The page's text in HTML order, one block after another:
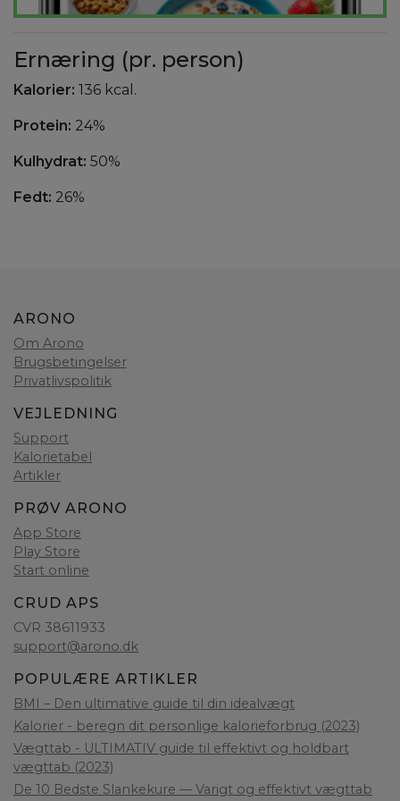
Ernæring (pr. person)
Kalorier: 136 kcal.
Protein: 24%
Kulhydrat: 50%
Fedt: 26%
ARONO
Om Arono
Brugsbetingelser
Privatlivspolitik
VEJLEDNING
Support
Kalorietabel
Artikler
PRØV ARONO
App Store
Play Store
Start online
CRUD APS
CVR 38611933
support@arono.dk
POPULÆRE ARTIKLER
BMI – Den ultimative guide til din idealvægt
Kalorier - beregn dit personlige kalorieforbrug (2023)
Vægttab - ULTIMATIV guide til effektivt og holdbart
vægttab (2023)
De 10 Bedste Slankekure — Varigt og effektivt vægttab